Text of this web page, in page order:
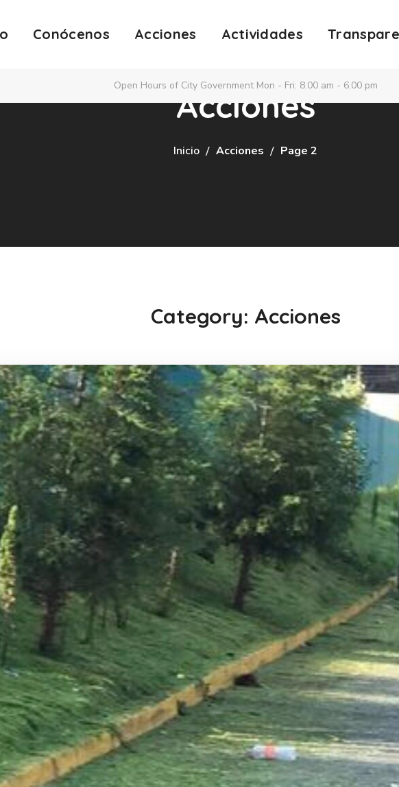
Conócenos Acciones Actividades
Open Hours of City Government Mon - Fri: 8.00 am - 6.00 pm
Acciones
Inicio Acciones Page 2
Category: Acciones